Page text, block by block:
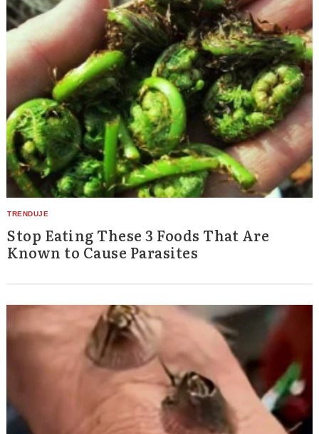
Stop Eating These 3 Foods That Are
Known to Cause Parasites